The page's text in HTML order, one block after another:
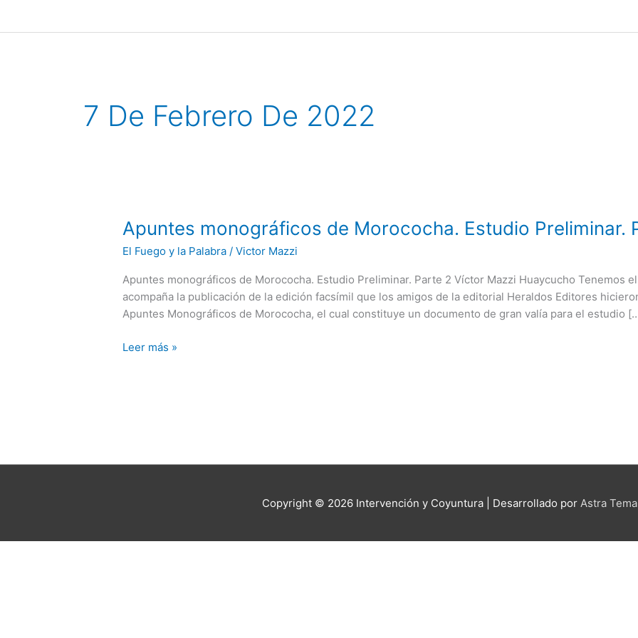
7 De Febrero De 2022
Apuntes monográficos de Morococha. Estudio Preliminar.
El Fuego y la Palabra /Victor Mazzi
Apuntes monográficos de Morococha. Estudio Preliminar. Parte 2 Víctor Mazzi Huaycucho Tenemos
acompaña la publicación de la edición facsímil que los amigos de la editorial Heraldos Editores
Apuntes Monográficos de Morococha, el cual constituye un documento de gran valía para el estudio
Apuntes
monográficos
de
Morococha.
Estudio
Preliminar.
2Leer más »
Copyright © 2026 Intervención y Coyuntura| Desarrollado por Astra